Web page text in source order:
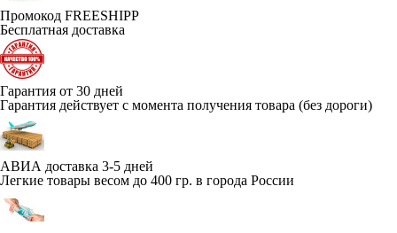
Промокод FREESHIPP
Бесплатная доставка
Гарантия от 30 дней
Гарантия действует с момента получения товара (без дороги)
АВИА доставка 3-5 дней
Легкие товары весом до 400 гр. в города России